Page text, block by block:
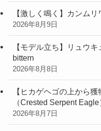
【激しく鳴く】カンム
2026年8月9日
【モデル立ち】リュウ
bittern
2026年8月8日
【ヒカゲヘゴの上から
（Crested Serpent Eagle
2026年8月7日